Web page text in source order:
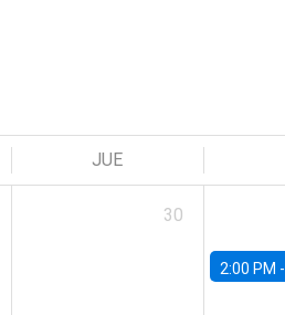
JUE
30
2:00 PM -